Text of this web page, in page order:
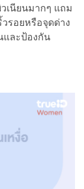
เนียนมากๆ แถม
รอยหรือจุดด่าง
และป้องกัน